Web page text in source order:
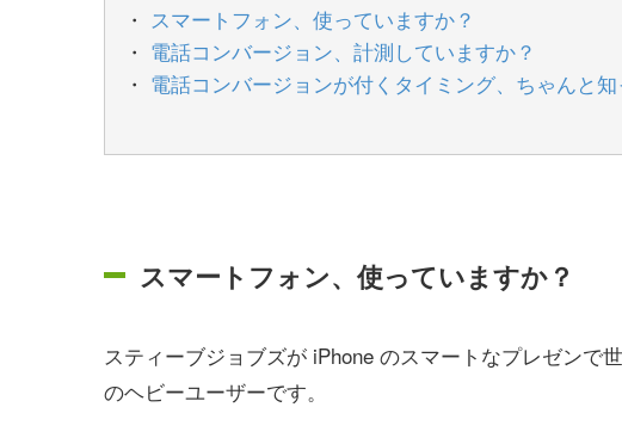
スマートフォン、使っていますか？
電話コンバージョン、計測していますか？
電話コンバージョンが付くタイミング、ちゃんと
スマートフォン、使っていますか？
スティーブジョブズが iPhone のスマートなプレゼンで
のヘビーユーザーです。